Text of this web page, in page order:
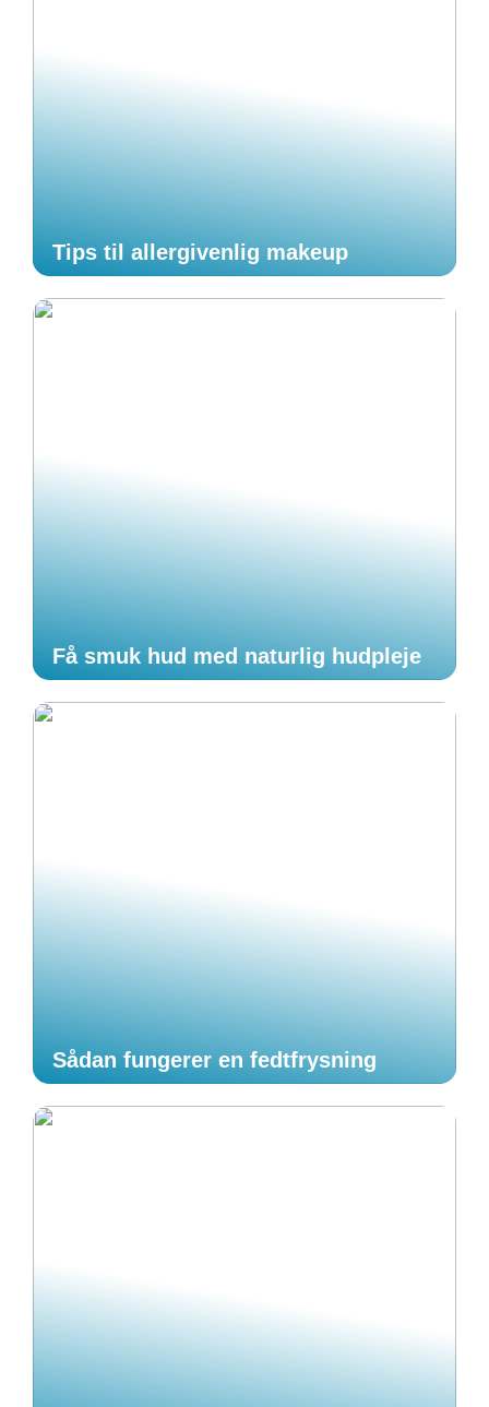
Tips til allergivenlig makeup
Få smuk hud med naturlig hudpleje
Sådan fungerer en fedtfrysning